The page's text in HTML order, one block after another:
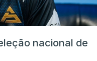
nacional de